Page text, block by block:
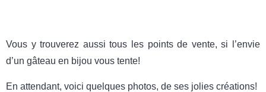
Vous y trouverez aussi tous les points de vente, si l’envie
d’un gâteau en bijou vous tente!
En attendant, voici quelques photos, de ses jolies créations!